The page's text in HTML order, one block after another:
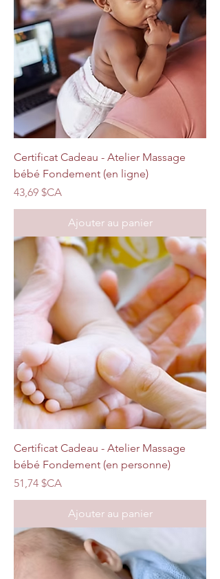
Certificat Cadeau - Atelier Massage
bébé Fondement (en ligne)
Prix
43,69 $CA
Ajouter au panier
Certificat Cadeau - Atelier Massage
bébé Fondement (en personne)
Prix
51,74 $CA
Ajouter au panier